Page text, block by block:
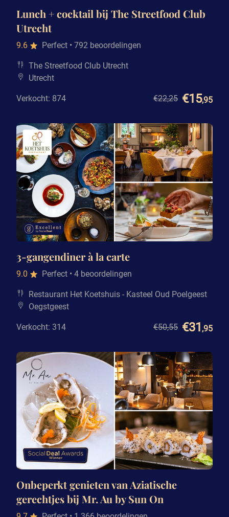
Lunch + cocktail bij The Streetfood Club
Utrecht
9.6 Perfect • 792 beoordelingen
The Streetfood Club Utrecht
Utrecht
Verkocht: 874 €22,25 €15,95
3-gangendiner à la carte
9.0 Perfect • 4 beoordelingen
Restaurant Het Koetshuis - Kasteel Oud Poelgeest
Oegstgeest
Verkocht: 314 €50,55 €31 ,95
Onbeperkt genieten van Aziatische
gerechtjes bij Mr. Au by Sun On